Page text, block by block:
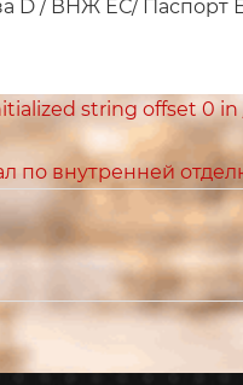
D / ВНЖ ЕС/ Паспорт
string offset 0 in
по внутренней